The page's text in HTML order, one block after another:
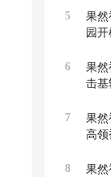
5
果然
园
6
果然
击
7
果然
高
8
果然